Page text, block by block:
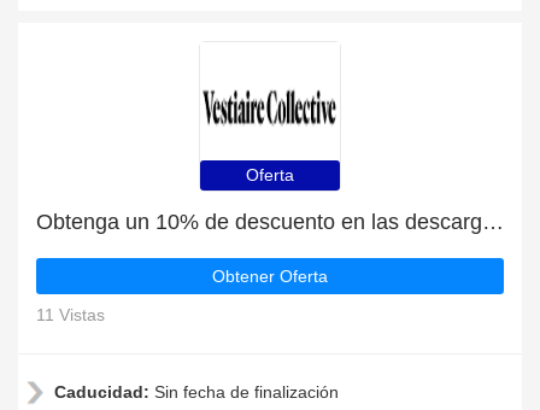
Oferta
Obtenga un 10% de descuento en las descargas de la aplicación Vestiairecollective
Obtener Oferta
11 Vistas
Caducidad: Sin fecha de finalización